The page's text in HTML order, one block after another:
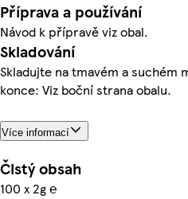
Příprava a používání
Návod k přípravě viz obal.
Skladování
Skladujte na tmavém a
konce: Viz boční strana obalu.
Více informací
Čistý obsah
100 x 2g ℮